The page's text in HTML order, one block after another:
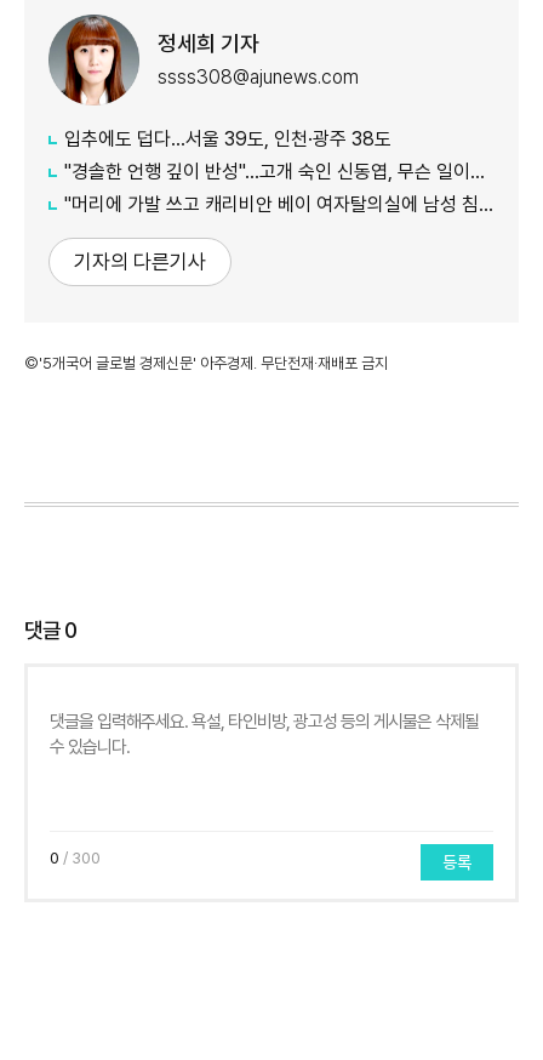
정세희 기자
ssss308@ajunews.com
입추에도 덥다…서울 39도, 인천·광주 38도
"경솔한 언행 깊이 반성"…고개 숙인 신동엽, 무슨 일이길래?
"머리에 가발 쓰고 캐리비안 베이 여자탈의실에 남성 침입"…경찰 추적 중
기자의 다른기사
©'5개국어 글로벌 경제신문' 아주경제. 무단전재·재배포 금지
댓글0
0 / 300 등록